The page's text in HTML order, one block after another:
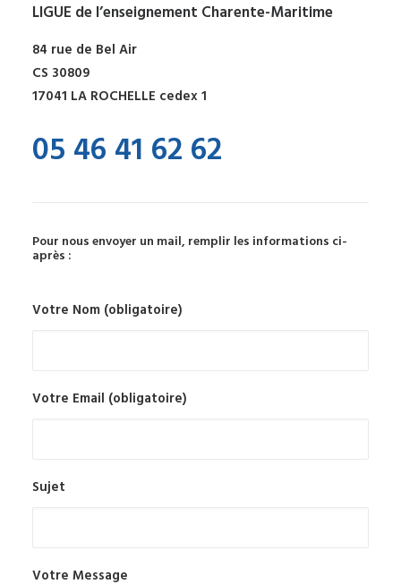
LIGUE de l’enseignement Charente-Maritime
84 rue de Bel Air
CS 30809
17041 LA ROCHELLE cedex 1
05 46 41 62 62
Pour nous envoyer un mail, remplir les informations ci-
après :
Votre Nom (obligatoire)
Votre Email (obligatoire)
Sujet
Votre Message